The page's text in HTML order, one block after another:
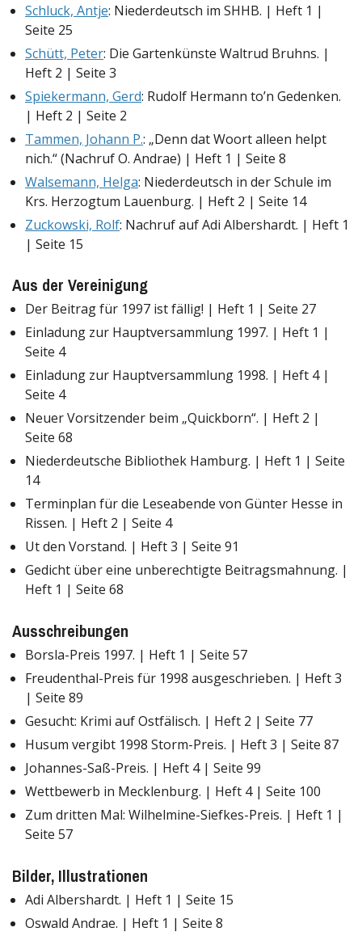
Schluck, Antje: Niederdeutsch im SHHB. | Heft 1 |
Seite 25
Schütt, Peter: Die Gartenkünste Waltrud Bruhns. |
Heft 2 | Seite 3
Spiekermann, Gerd: Rudolf Hermann to’n Gedenken.
| Heft 2 | Seite 2
Tammen, Johann P.: „Denn dat Woort alleen helpt
nich.“ (Nachruf O. Andrae) | Heft 1 | Seite 8
Walsemann, Helga: Niederdeutsch in der Schule im
Krs. Herzogtum Lauenburg. | Heft 2 | Seite 14
Zuckowski, Rolf: Nachruf auf Adi Albershardt. | Heft 1
| Seite 15
Aus der Vereinigung
Der Beitrag für 1997 ist fällig! | Heft 1 | Seite 27
Einladung zur Hauptversammlung 1997. | Heft 1 |
Seite 4
Einladung zur Hauptversammlung 1998. | Heft 4 |
Seite 4
Neuer Vorsitzender beim „Quickborn“. | Heft 2 |
Seite 68
Niederdeutsche Bibliothek Hamburg. | Heft 1 | Seite
14
Terminplan für die Leseabende von Günter Hesse in
Rissen. | Heft 2 | Seite 4
Ut den Vorstand. | Heft 3 | Seite 91
Gedicht über eine unberechtigte Beitragsmahnung. |
Heft 1 | Seite 68
Ausschreibungen
Borsla-Preis 1997. | Heft 1 | Seite 57
Freudenthal-Preis für 1998 ausgeschrieben. | Heft 3
| Seite 89
Gesucht: Krimi auf Ostfälisch. | Heft 2 | Seite 77
Husum vergibt 1998 Storm-Preis. | Heft 3 | Seite 87
Johannes-Saß-Preis. | Heft 4 | Seite 99
Wettbewerb in Mecklenburg. | Heft 4 | Seite 100
Zum dritten Mal: Wilhelmine-Siefkes-Preis. | Heft 1 |
Seite 57
Bilder, Illustrationen
Adi Albershardt. | Heft 1 | Seite 15
Oswald Andrae. | Heft 1 | Seite 8